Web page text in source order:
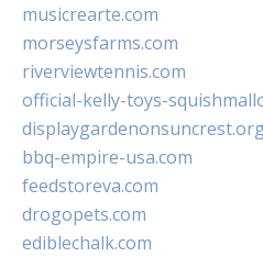
musicrearte.com
morseysfarms.com
riverviewtennis.com
official-kelly-toys-
bbq-empire-usa.com
feedstoreva.com
drogopets.com
ediblechalk.com